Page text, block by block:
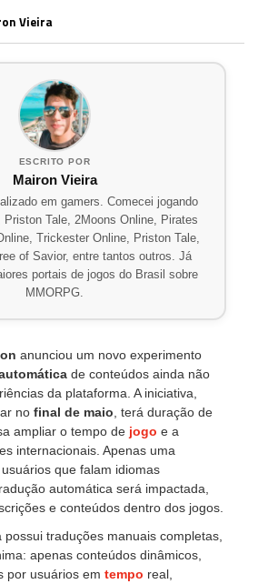
Vieira
ESCRITO POR
Mairon Vieira
em gamers. Comecei jogando
Priston Tale, 2Moons Online, Pirates
Trickester Online, Priston Tale,
of Savior, entre tantos outros. Já
portais de jogos do Brasil sobre
MMORPG.
anunciou um novo experimento
de conteúdos ainda não
da plataforma. A iniciativa,
no final de maio , terá duração de
ampliar o tempo de jogo e a
internacionais. Apenas uma
que falam idiomas
automática será impactada,
e conteúdos dentro dos jogos.
traduções manuais completas,
apenas conteúdos dinâmicos,
por usuários em tempo real,